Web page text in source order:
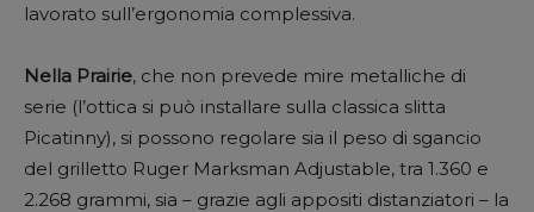
lavorato sull’ergonomia complessiva.
Nella Prairie, che non prevede mire metalliche di
serie (l’ottica si può installare sulla classica slitta
Picatinny), si possono regolare sia il peso di sgancio
del grilletto Ruger Marksman Adjustable, tra 1.360 e
2.268 grammi, sia – grazie agli appositi distanziatori – la